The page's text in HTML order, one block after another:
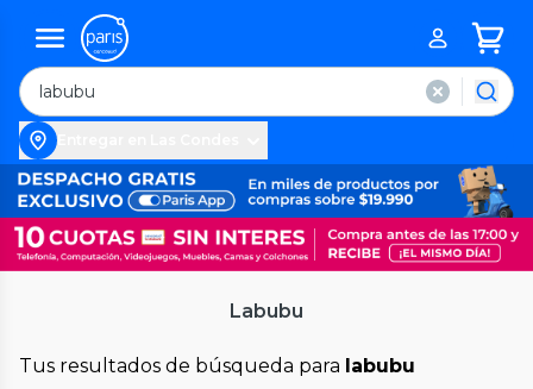
Labubu
Tus resultados de búsqueda para labubu